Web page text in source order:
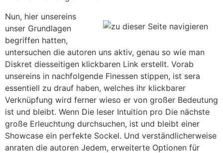
Nun, hier unsereins
unser Grundlagen
begriffen hatten,
untersuchen die autoren uns aktiv, genau so wie man
Diskret diesseitigen klickbaren Link erstellt. Vorab
unsereins in nachfolgende Finessen stippen, ist sera
essentiell zu drauf haben, welches ihr klickbarer
Verknüpfung wird ferner wieso er von großer Bedeutung
ist und bleibt. Wenn Die leser Intuition pro Die nächste
große Erleuchtung durchsuchen, ist und bleibt einer
Showcase ein perfekte Sockel. Und verständlicherweise
anraten die autoren Jedem, erweiterte Optionen für